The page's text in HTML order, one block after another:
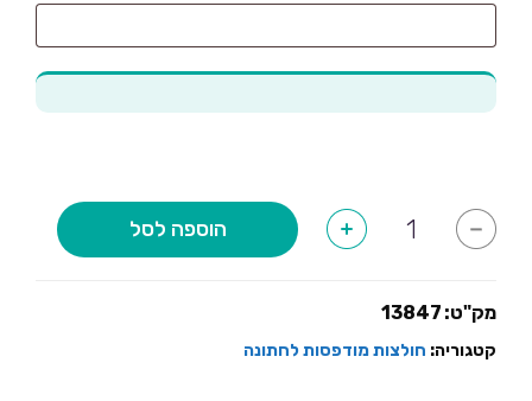
-
של
חופשי
+ הוספה לסל
מק"ט: 13847
קטגוריה: חולצות מודפסות לחתונה